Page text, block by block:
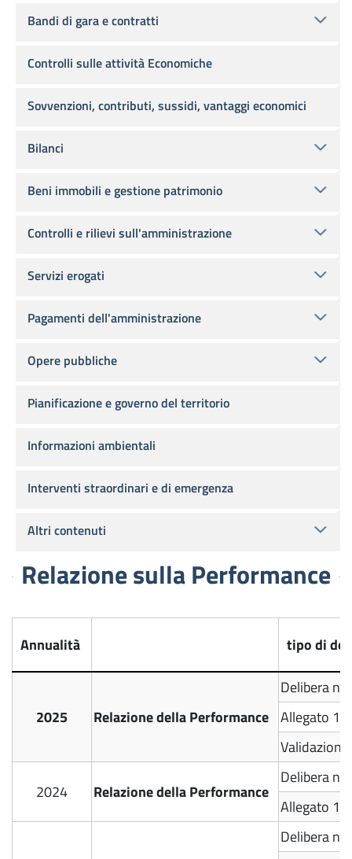
Relazione sulla Performance
Annualità tipo di
2025 Relazione della Performance
Delibera n.
Allegato 1
2024 Relazione della Performance
Delibera n.
Allegato 1
Delibera n.
Bandi di gara e contratti
Controlli sulle attività Economiche
Sovvenzioni, contributi, sussidi, vantaggi economici
Bilanci
Beni immobili e gestione patrimonio
Controlli e rilievi sull'amministrazione
Servizi erogati
Pagamenti dell'amministrazione
Opere pubbliche
Pianificazione e governo del territorio
Informazioni ambientali
Interventi straordinari e di emergenza
Altri contenuti